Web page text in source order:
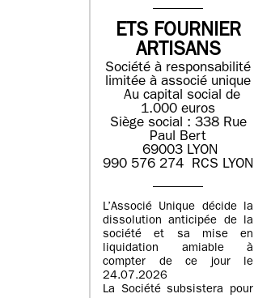
ETS FOURNIER
ARTISANS
Société à responsabilité
limitée à associé unique
Au capital social de
1.000 euros
Siège social : 338 Rue
Paul Bert
69003 LYON
990 576 274 RCS LYON
L’Associé Unique décide la
dissolution anticipée de la
société et sa mise en
liquidation amiable à
compter de ce jour le
24.07.2026
La Société subsistera pour